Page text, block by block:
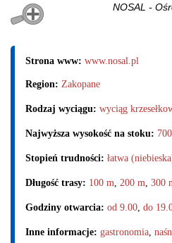
NOSAL -
Strona www: www.nosal.pl
Region: Zakopane
Rodzaj wyciągu: wyciąg
Najwyższa wysokość na stoku:
Stopień trudności: łatwa
Długość trasy: 100 m 200 m 300
Godziny otwarcia: od 9.00 do
Inne informacje: gastronomia